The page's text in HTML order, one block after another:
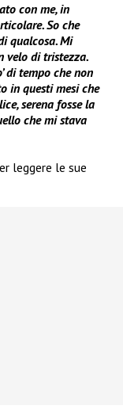
con me, in
So che
qualcosa. Mi
velo di tristezza.
di tempo che non
in questi mesi che
serena fosse la
che mi stava
leggere le sue